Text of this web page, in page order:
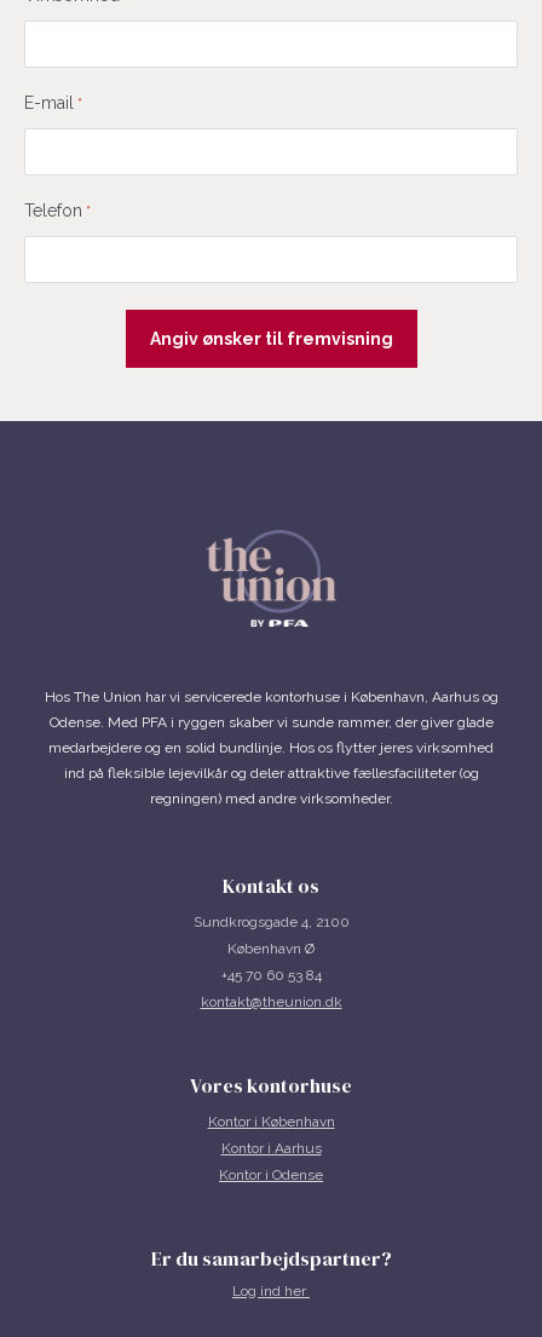
E-mail *
Telefon *
Hos The Union har vi servicerede kontorhuse i København, Aarhus og
Odense. Med PFA i ryggen skaber vi sunde rammer, der giver glade
medarbejdere og en solid bundlinje. Hos os flytter jeres virksomhed
ind på fleksible lejevilkår og deler attraktive fællesfaciliteter (og
regningen) med andre virksomheder.
Kontakt os
Sundkrogsgade 4, 2100
København Ø
+45 70 60 53 84
kontakt@theunion.dk
Vores kontorhuse
Kontor i København
Kontor i Aarhus
Kontor i Odense
Er du samarbejdspartner?
Log ind her